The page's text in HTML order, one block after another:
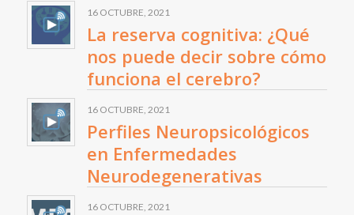
16 OCTUBRE, 2021
La reserva cognitiva: ¿Qué
nos puede decir sobre cómo
funciona el cerebro?
16 OCTUBRE, 2021
Perfiles Neuropsicológicos
en Enfermedades
Neurodegenerativas
16 OCTUBRE, 2021